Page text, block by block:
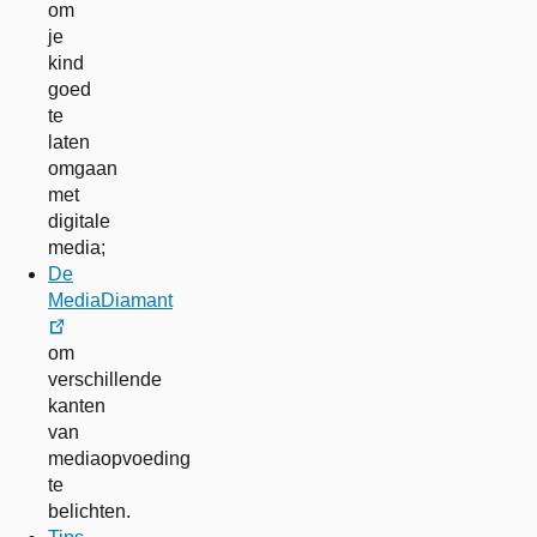
om
je
kind
goed
te
laten
omgaan
met
digitale
media;
De
MediaDiamant
externe
link
om
verschillende
kanten
van
mediaopvoeding
te
belichten.